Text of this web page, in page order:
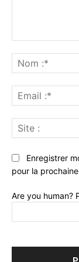
Enregistrer
pour la
Are you human?